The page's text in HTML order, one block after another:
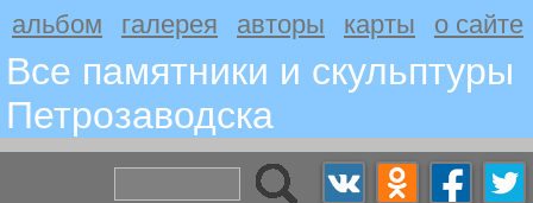
альбом галерея авторы карты о сайте
Все памятники и скульптуры
Петрозаводскa